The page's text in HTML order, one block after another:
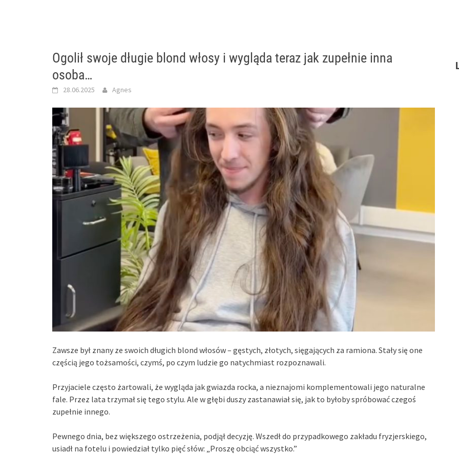
Ogolił swoje długie blond włosy i wygląda teraz jak zupełnie inna
osoba…
28.06.2025 Agnes
Zawsze był znany ze swoich długich blond włosów – gęstych, złotych, sięgających za ramiona. Stały się one
częścią jego tożsamości, czymś, po czym ludzie go natychmiast rozpoznawali.
Przyjaciele często żartowali, że wygląda jak gwiazda rocka, a nieznajomi komplementowali jego naturalne
fale. Przez lata trzymał się tego stylu. Ale w głębi duszy zastanawiał się, jak to byłoby spróbować czegoś
zupełnie innego.
Pewnego dnia, bez większego ostrzeżenia, podjął decyzję. Wszedł do przypadkowego zakładu fryzjerskiego,
usiadł na fotelu i powiedział tylko pięć słów: „Proszę obciąć wszystko.”